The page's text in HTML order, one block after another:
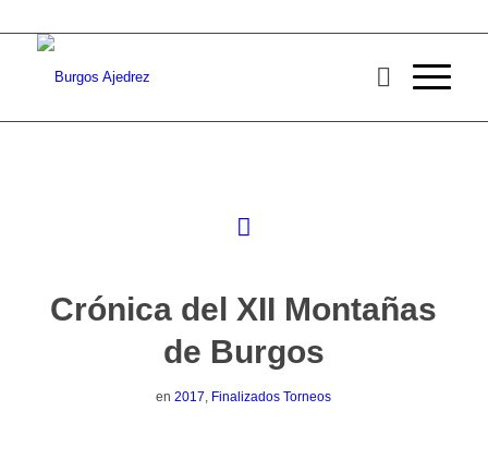
Crónica del XII Montañas
de Burgos
en2017, Finalizados Torneos